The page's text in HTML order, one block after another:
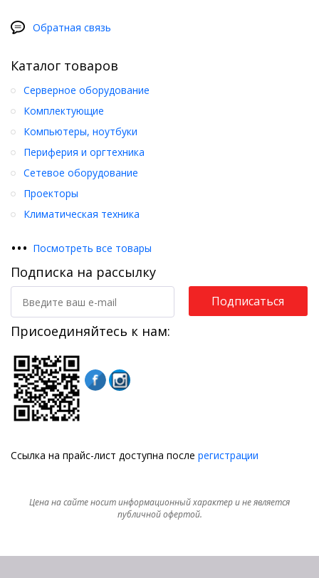
Обратная связь
Каталог товаров
Серверное оборудование
Комплектующие
Компьютеры, ноутбуки
Периферия и оргтехника
Сетевое оборудование
Проекторы
Климатическая техника
••• Посмотреть все товары
Подписка на рассылку
Подписаться
Присоединяйтесь к нам:
Ссылка на прайс-лист доступна после регистрации
Цена на сайте носит информационный характер и не является
публичной офертой.